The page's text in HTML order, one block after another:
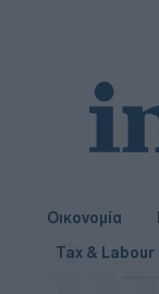
Οικονομία
Tax & Labour